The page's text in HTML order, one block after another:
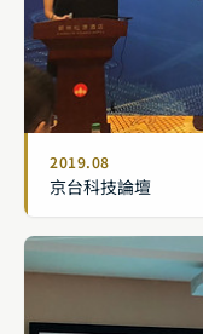
2019.08
京台科技論壇